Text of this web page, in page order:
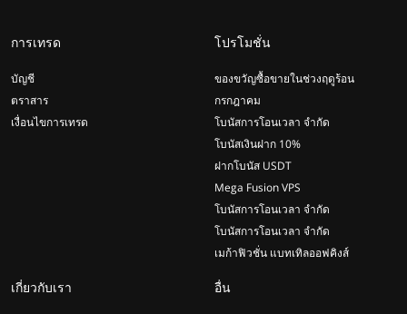
การเทรด
บัญชี
ตราสาร
เงื่อนไขการเทรด
โปรโมชั่น
ของขวัญซื้อขายในช่วงฤดูร้อน
กรกฎาคม
โบนัสการโอนเวลา จำกัด
โบนัสเงินฝาก 10%
ฝากโบนัส USDT
Mega Fusion VPS
โบนัสการโอนเวลา จำกัด
โบนัสการโอนเวลา จำกัด
เมก้าฟิวชั่น แบทเทิลออฟคิงส์
เกี่ยวกับเรา อื่น